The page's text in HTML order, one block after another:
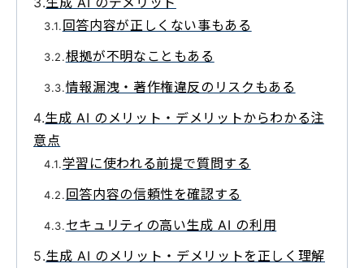
回答内容が正しくない事もある
根拠が不明なこともある
情報漏洩・著作権違反のリスクもある
生成 AI のメリット・デメリットからわかる注
意点
学習に使われる前提で質問する
回答内容の信頼性を確認する
セキュリティの高い生成 AI の利用
生成 AI のメリット・デメリットを正しく理解